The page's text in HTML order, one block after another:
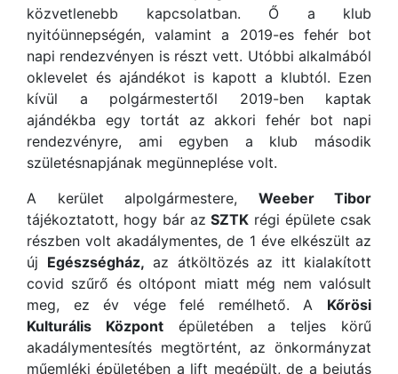
közvetlenebb kapcsolatban. Ő a klub
nyitóünnepségén, valamint a 2019-es fehér bot
napi rendezvényen is részt vett. Utóbbi alkalmából
oklevelet és ajándékot is kapott a klubtól. Ezen
kívül a polgármestertől 2019-ben kaptak
ajándékba egy tortát az akkori fehér bot napi
rendezvényre, ami egyben a klub második
születésnapjának megünneplése volt.
A kerület alpolgármestere, Weeber Tibor
tájékoztatott, hogy bár azSZTK régi épülete csak
részben volt akadálymentes, de 1 éve elkészült az
új Egészségház, az átköltözés az itt kialakított
covid szűrő és oltópont miatt még nem valósult
meg, ez év vége felé remélhető. A Kőrösi
Kulturális Központépületében a teljes körű
akadálymentesítés megtörtént, az önkormányzat
műemléki épületében a lift megépült, de a bejutás